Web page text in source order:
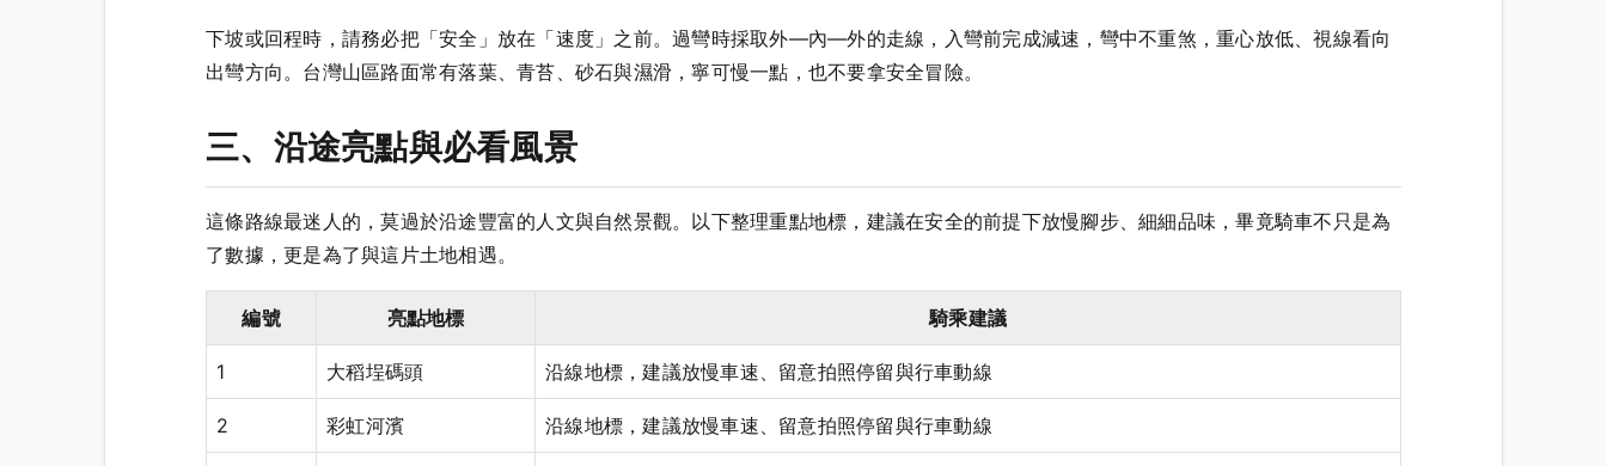
下坡或回程時，請務必把「安全」放在「速度」之前。過彎時採取外—內—外的走線，入彎前完成減速，彎中不重煞，重心放低、視線看向
出彎方向。台灣山區路面常有落葉、青苔、砂石與濕滑，寧可慢一點，也不要拿安全冒險。
三、沿途亮點與必看風景
這條路線最迷人的，莫過於沿途豐富的人文與自然景觀。以下整理重點地標，建議在安全的前提下放慢腳步、細細品味，畢竟騎車不只是為
了數據，更是為了與這片土地相遇。
編號 亮點地標 騎乘建議
1 大稻埕碼頭 沿線地標，建議放慢車速、留意拍照停留與行車動線
2 彩虹河濱 沿線地標，建議放慢車速、留意拍照停留與行車動線